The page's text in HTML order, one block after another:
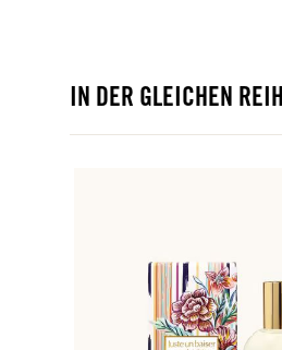
IN DER GLEICHEN